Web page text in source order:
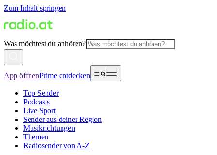
Zum Inhalt springen
Was möchtest du anhören?
App öffnenPrime entdecken
Top Sender
Podcasts
Live Sport
Sender aus deiner Region
Musikrichtungen
Themen
Radiosender von A-Z